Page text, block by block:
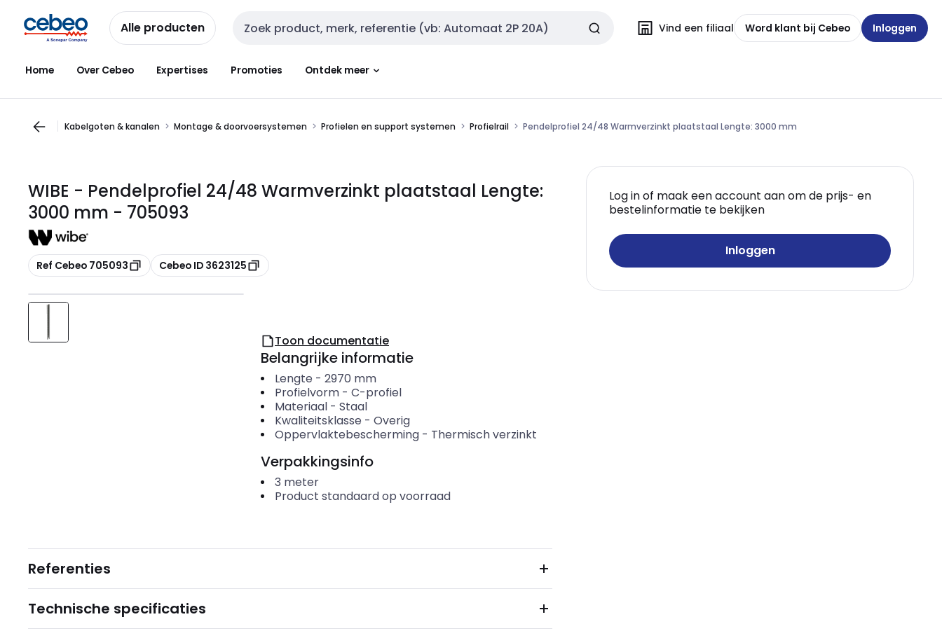
naar
navigatie
naar
inhoud
Alle producten Zoekveld invoer Vind een filiaal Word klant bij Cebeo Inloggen
Home Over Cebeo Expertises Promoties Ontdek meer
Kabelgoten & kanalen Montage & doorvoersystemen Profielen en support systemen Profielrail Pendelprofiel 24/48 Warmverzinkt plaatstaal Lengte: 3000 mm
WIBE - Pendelprofiel 24/48 Warmverzinkt plaatstaal Lengte:
3000 mm - 705093
Kopiëren
Ref Cebeo 705093 Kopiëren
Cebeo ID 3623125
Log in of maak een account aan om de prijs- en
bestelinformatie te bekijken
Inloggen
Toon documentatie
Belangrijke informatie
Lengte - 2970 mm
Profielvorm- C-profiel
Materiaal- Staal
Kwaliteitsklasse - Overig
Oppervlaktebescherming- Thermisch verzinkt
Verpakkingsinfo
3 meter
Product standaard op voorraad
Referenties
Technische specificaties